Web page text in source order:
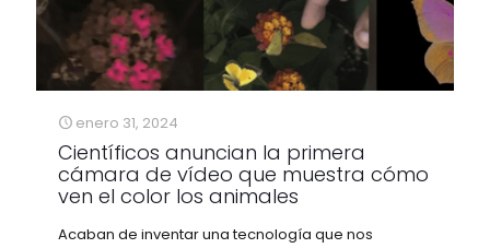
enero 31, 2024
Científicos anuncian la primera
cámara de vídeo que muestra cómo
ven el color los animales
Acaban de inventar una tecnología que nos